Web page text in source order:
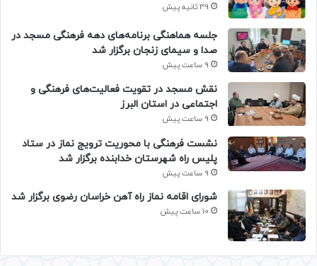
39 ثانیه پیش
جلسه هماهنگی برنامه‌های دهه فرهنگی مسجد در
صدا و سیمای زنجان برگزار شد
9 ساعت پیش
نقش مسجد در تقویت فعالیت‌های فرهنگی و
اجتماعی در استان البرز
9 ساعت پیش
نشست فرهنگی با محوریت ترویج نماز در ستاد
پلیس راه شهرستان خدابنده برگزار شد
9 ساعت پیش
شورای اقامه نماز راه آهن خراسان رضوی برگزار شد
10 ساعت پیش